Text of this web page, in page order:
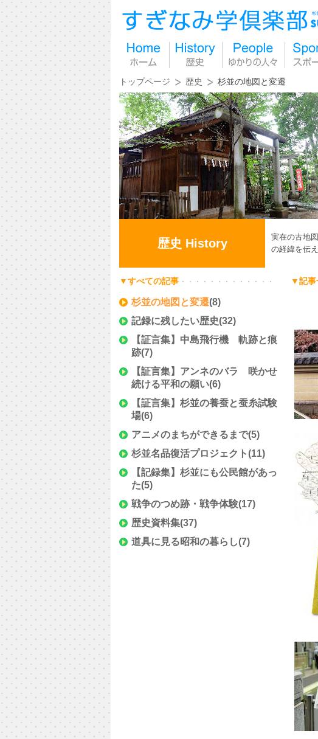
トップページ 歴史 杉並の地図と変遷
歴史 History
実在の古地
の経緯を伝
▼すべての記事
杉並の地図と変遷(8)
記録に残したい歴史(32)
【証言集】中島飛行機 軌跡と痕
跡(7)
【証言集】アンネのバラ 咲かせ
続ける平和の願い(6)
【証言集】杉並の養蚕と蚕糸試験
場(6)
アニメのまちができるまで(5)
杉並名品復活プロジェクト(11)
【記録集】杉並にも公民館があっ
た(5)
戦争のつめ跡・戦争体験(17)
歴史資料集(37)
道具に見る昭和の暮らし(7)
▼記事